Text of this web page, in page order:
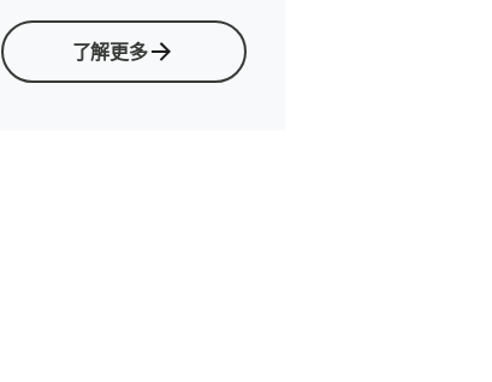
了解更多